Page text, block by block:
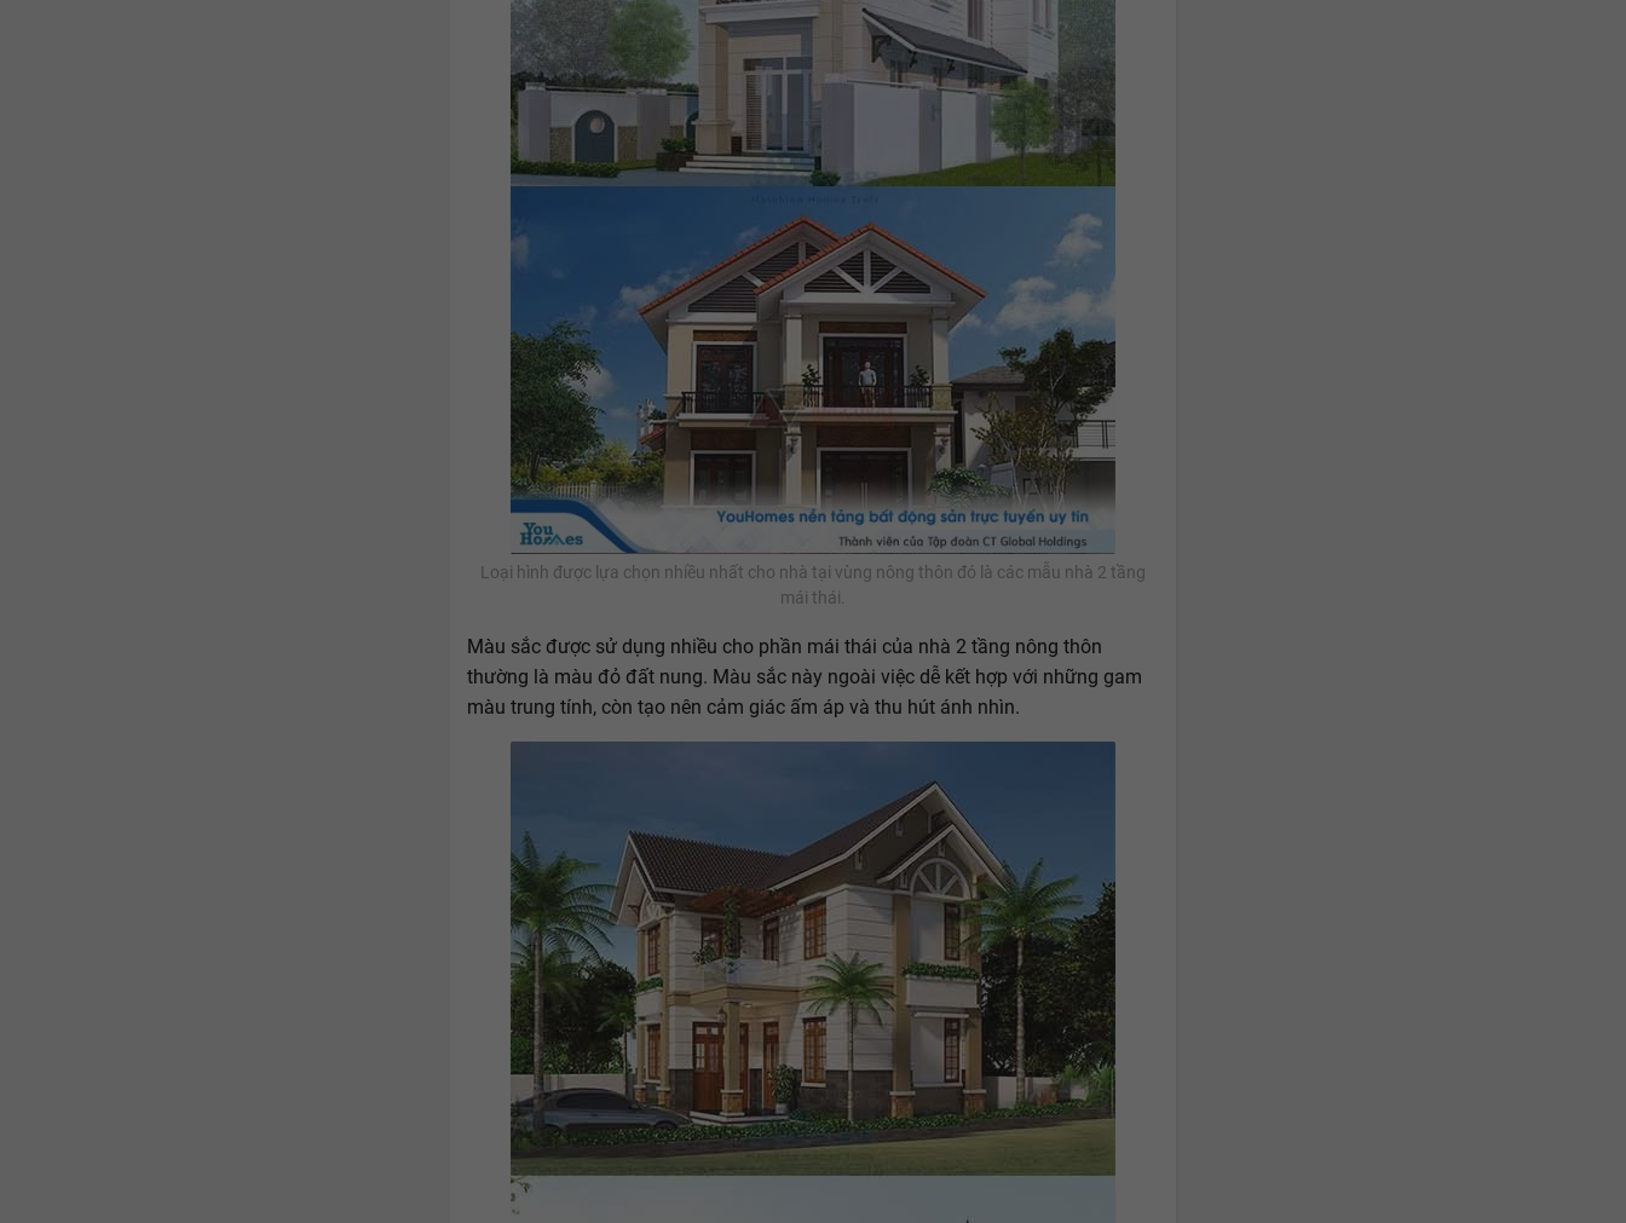
Loại hình được lựa chọn nhiều nhất cho nhà tại vùng nông thôn đó là các mẫu nhà 2 tầng
mái thái.
Màu sắc được sử dụng nhiều cho phần mái thái của nhà 2 tầng nông thôn
thường là màu đỏ đất nung. Màu sắc này ngoài việc dễ kết hợp với những gam
màu trung tính, còn tạo nên cảm giác ấm áp và thu hút ánh nhìn.